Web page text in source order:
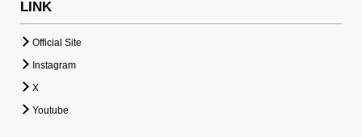
LINK
Official Site
Instagram
X
Youtube